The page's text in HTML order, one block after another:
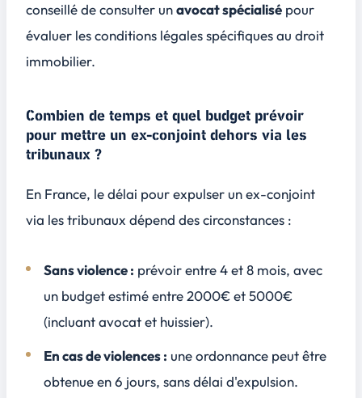
conseillé de consulter unavocat spécialisé pour
évaluer les conditions légales spécifiques au droit
immobilier.
Combien de temps et quel budget prévoir
pour mettre un ex-conjoint dehors via les
tribunaux ?
En France, le délai pour expulser un ex-conjoint
via les tribunaux dépend des circonstances :
Sans violence : prévoir entre 4 et 8 mois, avec
un budget estimé entre 2000€ et 5000€
(incluant avocat et huissier).
En cas de violences : une ordonnance peut être
obtenue en 6 jours, sans délai d'expulsion.